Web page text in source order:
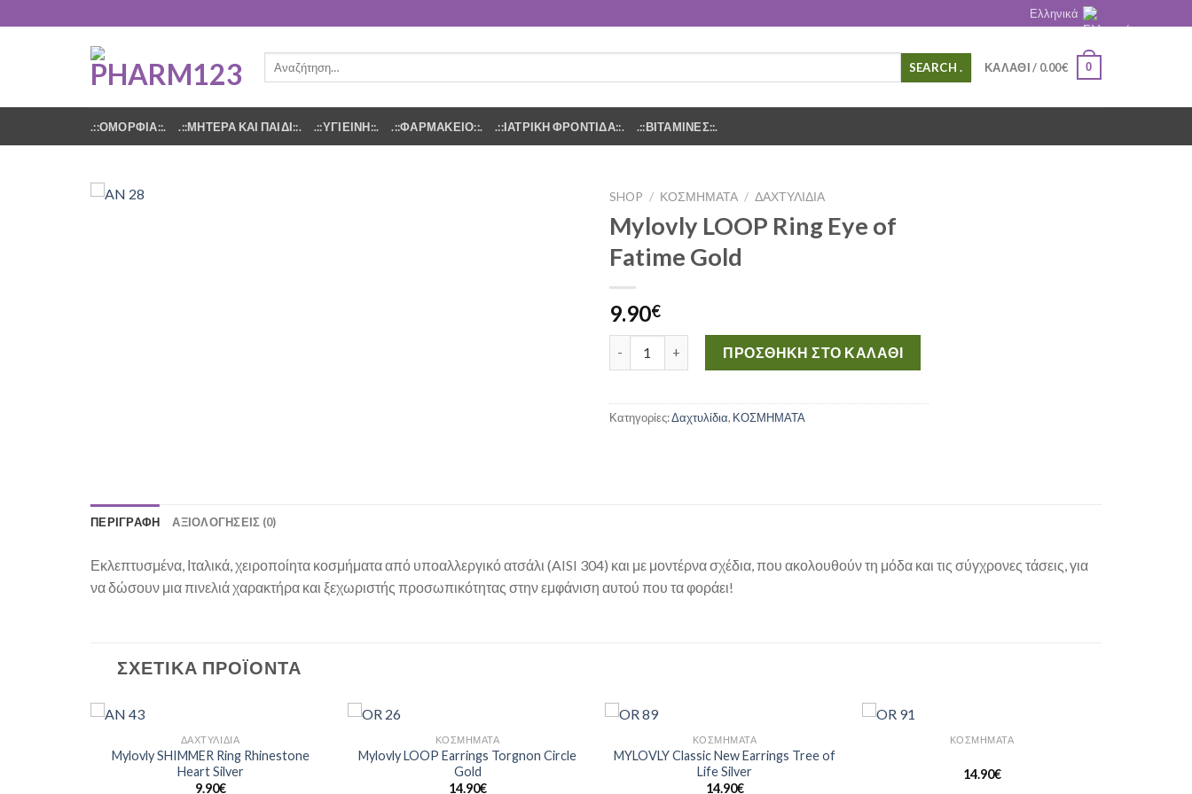
Ελληνικά
Αναζήτηση
. ΚΑΛΆΘΙ / 0.00€ 0
.::ΟΜΟΡΦΙΑ::. .::ΜΗΤΕΡΑ ΚΑΙ ΠΑΙΔΙ::. .::ΥΓΙΕΙΝΗ::. .::ΦΑΡΜΑΚΕΙΟ::. .::ΙΑΤΡΙΚΗ ΦΡΟΝΤΙΔΑ::. .::ΒΙΤΑΜΙΝΕΣ::.
SHOP / ΚΟΣΜΗΜΑΤΑ / ΔΑΧΤΥΛΊΔΙΑ
Mylovly LOOP Ring Eye of
Fatime Gold
9.90€
Mylovly LOOP Ring Eye of Fatime Gold ποσότητα
ΠΡΟΣΘΉΚΗ ΣΤΟ ΚΑΛΆΘΙ
Κατηγορίες:Δαχτυλίδια, ΚΟΣΜΗΜΑΤΑ
ΠΕΡΙΓΡΑΦΉ ΑΞΙΟΛΟΓΉΣΕΙΣ (0)
Εκλεπτυσμένα, Ιταλικά, χειροποίητα κοσμήματα από υποαλλεργικό ατσάλι (AISI 304) και με μοντέρνα σχέδια, που ακολουθούν τη μόδα και τις σύγχρονες τάσεις, για
να δώσουν μια πινελιά χαρακτήρα και ξεχωριστής προσωπικότητας στην εμφάνιση αυτού που τα φοράει!
ΣΧΕΤΙΚΆ ΠΡΟΪΌΝΤΑ
Add to
Wishlist
ΔΑΧΤΥΛΊΔΙΑ
Mylovly SHIMMER Ring Rhinestone
Heart Silver
9.90€
Add to
Wishlist
ΚΟΣΜΗΜΑΤΑ
Mylovly LOOP Earrings Torgnon Circle
Gold
14.90€
Add to
Wishlist
ΚΟΣΜΗΜΑΤΑ
MYLOVLY Classic New Earrings Tree of
Life Silver
14.90€
ΚΟΣΜΗΜΑΤΑ
14.90€